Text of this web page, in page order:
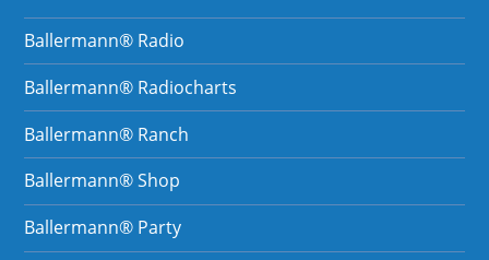
Ballermann® Radio
Ballermann® Radiocharts
Ballermann® Ranch
Ballermann® Shop
Ballermann® Party